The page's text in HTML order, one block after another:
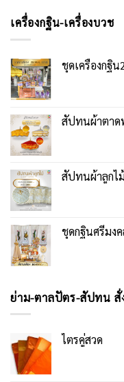
เครื่องกฐิน-เครื่องบวช
ชุดเครื่องกฐิ
สัปทนผ้าตาด
สัปทนผ้าลูกไ
ชุดกฐินศรีมง
ย่าม-ตาลปัตร-สัปทน สั่
ไตรคู่สวด